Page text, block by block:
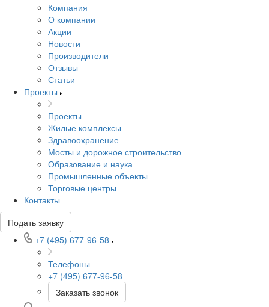
Компания
О компании
Акции
Новости
Производители
Отзывы
Статьи
Проекты
Проекты
Жилые комплексы
Здравоохранение
Мосты и дорожное строительство
Образование и наука
Промышленные объекты
Торговые центры
Контакты
Подать заявку
+7 (495) 677-96-58
Телефоны
+7 (495) 677-96-58
Заказать звонок